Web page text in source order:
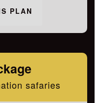
PLAN
safaries